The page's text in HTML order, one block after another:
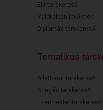
Elit társkereső
Válófélben lévőknek
Diplomás társkereső
Tematikus
Állatbarát társkereső
Bringás társkereső
Ezermester társkereső